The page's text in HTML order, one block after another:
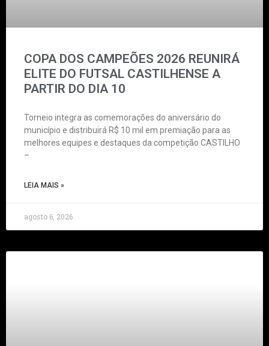
COPA DOS CAMPEÕES 2026 REUNIRÁ
ELITE DO FUTSAL CASTILHENSE A
PARTIR DO DIA 10
Torneio integra as comemorações do aniversário do
município e distribuirá R$ 10 mil em premiação para as
melhores equipes e destaques da competição CASTILHO
–
LEIA MAIS »
agosto 6, 2026